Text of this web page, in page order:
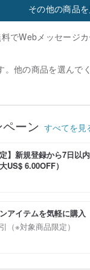
その他の商品
でWebメッセージ
他の商品を選んでく
ーン すべてを見
定】新規登録から7日以
US$ 6.00OFF）
アイテムを気軽に購入
（※対象商品限定）